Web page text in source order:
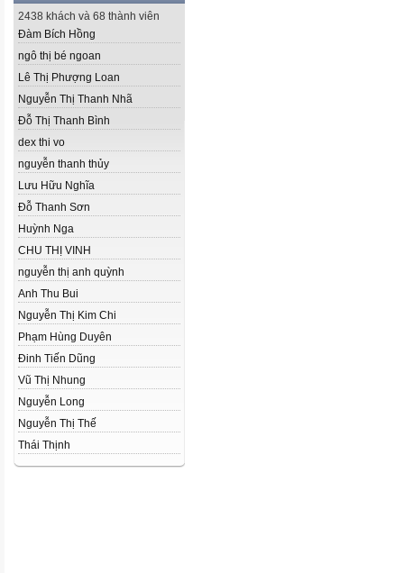
2438 khách và 68 thành viên
Đàm Bích Hồng
ngô thị bé ngoan
Lê Thị Phượng Loan
Nguyễn Thị Thanh Nhã
Đỗ Thị Thanh Bình
dex thi vo
nguyễn thanh thủy
Lưu Hữu Nghĩa
Đỗ Thanh Sơn
Huỳnh Nga
CHU THỊ VINH
nguyễn thị anh quỳnh
Anh Thu Bui
Nguyễn Thị Kim Chi
Phạm Hùng Duyên
Đinh Tiến Dũng
Vũ Thị Nhung
Nguyễn Long
Nguyễn Thị Thế
Thái Thịnh